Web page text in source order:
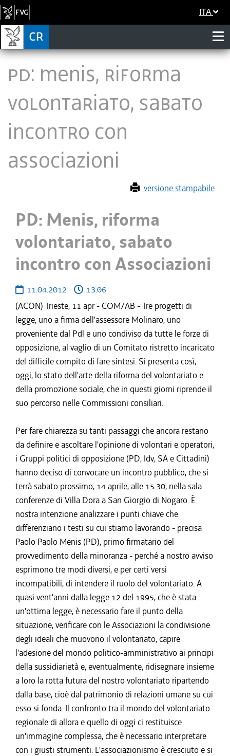
ITA
PD: Menis, riforma
volontariato, sabato
incontro con
Associazioni
versione stampabile
PD: Menis, riforma
volontariato, sabato
incontro con Associazioni
11.04.2012
13:06
(ACON) Trieste, 11 apr - COM/AB - Tre progetti di
legge, uno a firma dell'assessore Molinaro, uno
proveniente dal Pdl e uno condiviso da tutte le forze di
opposizione, al vaglio di un Comitato ristretto incaricato
del difficile compito di fare sintesi. Si presenta così,
oggi, lo stato dell'arte della riforma del volontariato e
della promozione sociale, che in questi giorni riprende il
suo percorso nelle Commissioni consiliari.
Per fare chiarezza su tanti passaggi che ancora restano
da definire e ascoltare l'opinione di volontari e operatori,
i Gruppi politici di opposizione (PD, Idv, SA e Cittadini)
hanno deciso di convocare un incontro pubblico, che si
terrà sabato prossimo, 14 aprile, alle 15.30, nella sala
conferenze di Villa Dora a San Giorgio di Nogaro. È
nostra intenzione analizzare i punti chiave che
differenziano i testi su cui stiamo lavorando - precisa
Paolo Paolo Menis (PD), primo firmatario del
provvedimento della minoranza - perché a nostro avviso
esprimono tre modi diversi, e per certi versi
incompatibili, di intendere il ruolo del volontariato. A
quasi vent'anni dalla legge 12 del 1995, che è stata
un'ottima legge, è necessario fare il punto della
situazione, verificare con le Associazioni la condivisione
degli ideali che muovono il volontariato, capire
l'adesione del mondo politico-amministrativo ai principi
della sussidiarietà e, eventualmente, ridisegnare insieme
a loro la rotta futura del nostro volontariato ripartendo
dalla base, cioè dal patrimonio di relazioni umane su cui
esso si fonda. Il confronto tra il mondo del volontariato
regionale di allora e quello di oggi ci restituisce
un'immagine complessa, che è necessario interpretare
con i giusti strumenti. L'associazionismo è cresciuto e si